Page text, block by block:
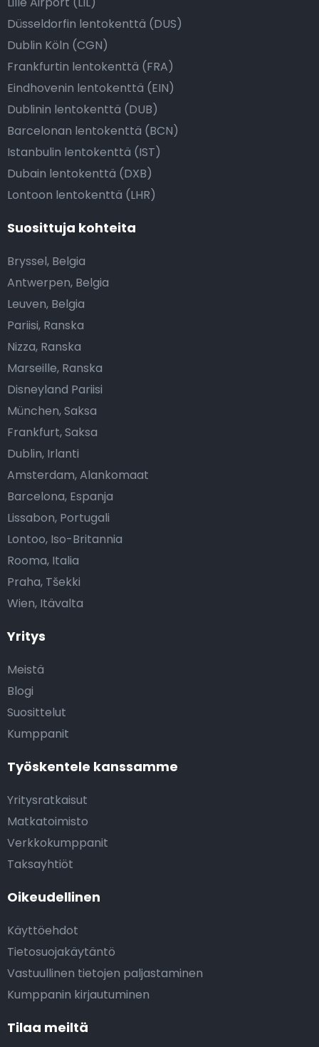
Yritys
Meistä
Blogi
Suosittelut
Kumppanit
Työskentele kanssamme
Yritysratkaisut
Matkatoimisto
Verkkokumppanit
Taksayhtiöt
Oikeudellinen
Käyttöehdot
Tietosuojakäytäntö
Vastuullinen tietojen paljastaminen
Kumppanin kirjautuminen
Düsseldorfin lentokenttä (DUS)
Dublin Köln (CGN)
Frankfurtin lentokenttä (FRA)
Eindhovenin lentokenttä (EIN)
Dublinin lentokenttä (DUB)
Barcelonan lentokenttä (BCN)
Istanbulin lentokenttä (IST)
Dubain lentokenttä (DXB)
Lontoon lentokenttä (LHR)
Suosittuja kohteita
Bryssel, Belgia
Antwerpen, Belgia
Leuven, Belgia
Pariisi, Ranska
Nizza, Ranska
Marseille, Ranska
Disneyland Pariisi
München, Saksa
Frankfurt, Saksa
Dublin, Irlanti
Amsterdam, Alankomaat
Barcelona, Espanja
Lissabon, Portugali
Lontoo, Iso-Britannia
Rooma, Italia
Praha, Tšekki
Wien, Itävalta
Tilaa meiltä